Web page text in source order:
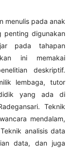
menulis pada anak
penting digunakan
pada tahapan
ini memakai
deskriptif.
lembaga, tutor
yang ada di
Teknik
mendalam,
analisis data
data, dan juga